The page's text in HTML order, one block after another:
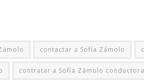
contactar a Sofía Zámolo
contratar a Sofía Zámolo conductora